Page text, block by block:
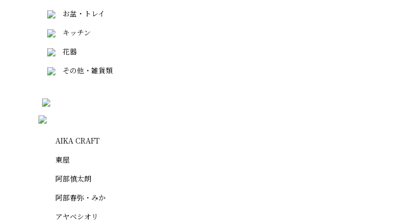
お盆・トレイ
キッチン
花器
その他・雑貨類
AIKA CRAFT
東屋
阿部慎太朗
阿部春弥・みか
アヤベシオリ